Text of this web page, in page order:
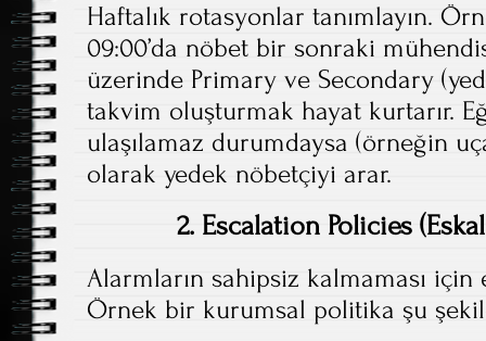
Haftalık rotasyonlar tanımlayın.
09:00’da nöbet bir sonraki
üzerinde Primary ve Secondary
takvim oluşturmak hayat kurtarır.
ulaşılamaz durumdaysa (örneğin
olarak yedek nöbetçiyi arar.
2. Escalation Policies
Alarmların sahipsiz kalmaması için
Örnek bir kurumsal politika şu